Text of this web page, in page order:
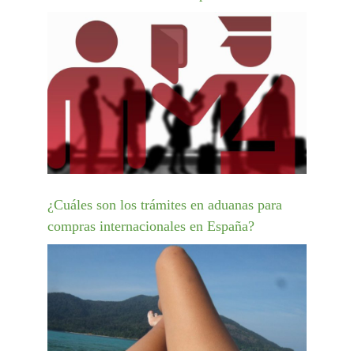
¿Cuáles son los trámites en aduanas para
compras internacionales en España?